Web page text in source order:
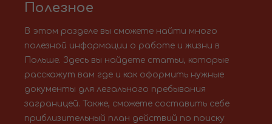
Полезное
В этом разделе вы сможете найти много
полезной информации о работе и жизни в
Польше. Здесь вы найдете статьи, которые
расскажут вам где и как оформить нужные
документы для легального пребывания
заграницей. Также, сможете составить себе
приблизительный план действий по поиску